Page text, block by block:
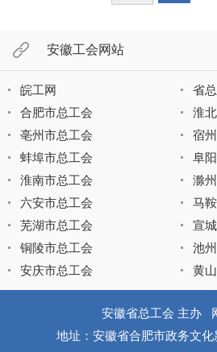
安徽工会网站
皖工网
省
合肥市总工会
淮
亳州市总工会
宿
蚌埠市总工会
阜
淮南市总工会
滁
六安市总工会
马
芜湖市总工会
宣
铜陵市总工会
池
安庆市总工会
黄
安徽省总工会 主办
地址：安徽省合肥市政务文